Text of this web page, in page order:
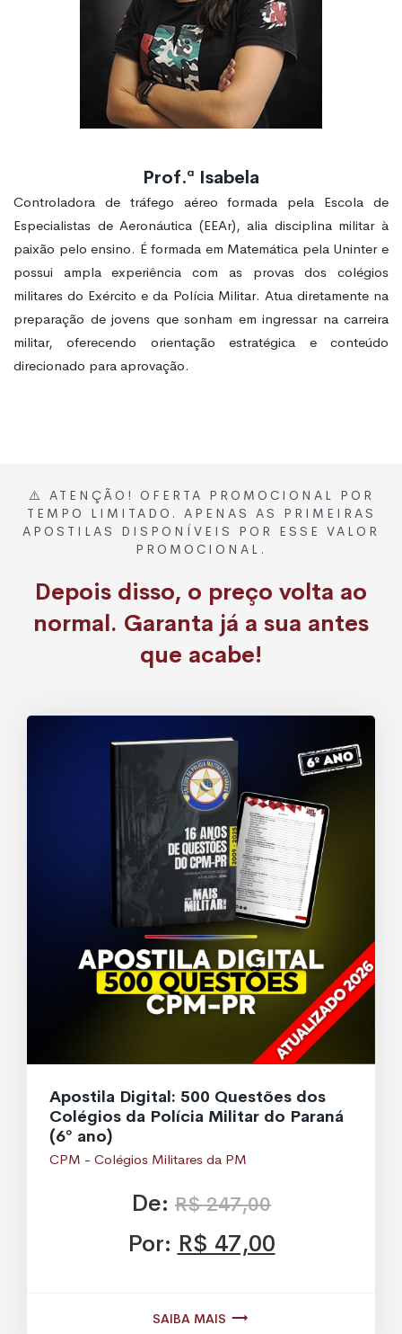
Prof.ª Isabela
Controladora de tráfego aéreo formada pela Escola de
Especialistas de Aeronáutica (EEAr), alia disciplina militar à
paixão pelo ensino. É formada em Matemática pela Uninter e
possui ampla experiência com as provas dos colégios
militares do Exército e da Polícia Militar. Atua diretamente na
preparação de jovens que sonham em ingressar na carreira
militar, oferecendo orientação estratégica e conteúdo
direcionado para aprovação.
⚠️ ATENÇÃO! OFERTA PROMOCIONAL POR
TEMPO LIMITADO. APENAS AS PRIMEIRAS
APOSTILAS DISPONÍVEIS POR ESSE VALOR
PROMOCIONAL.
Depois disso, o preço volta ao
normal. Garanta já a sua antes
que acabe!
Apostila Digital: 500 Questões dos
Colégios da Polícia Militar do Paraná
(6º ano)
CPM - Colégios Militares da PM
De: R$ 247,00
Por: R$ 47,00
Saiba mais